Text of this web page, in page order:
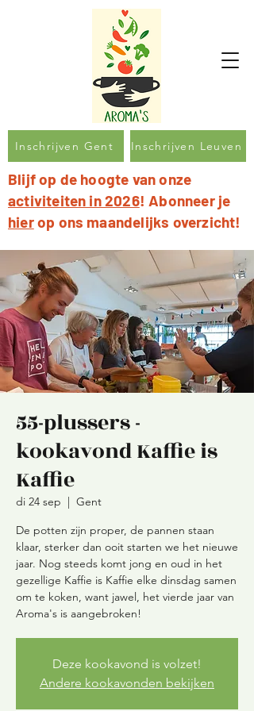
Inschrijven Gent Inschrijven Leuven
Blijf op de hoogte van onze
activiteiten in 2026! Abonneer je
hierop ons maandelijks overzicht!
55-plussers -
kookavond Kaffie is
Kaffie
di 24 sep
  |
Gent
De potten zijn proper, de pannen staan
klaar, sterker dan ooit starten we het nieuwe
jaar. Nog steeds komt jong en oud in het
gezellige Kaffie is Kaffie elke dinsdag samen
om te koken, want jawel, het vierde jaar van
Aroma's is aangebroken!
Deze kookavond is volzet!
Andere kookavonden bekijken